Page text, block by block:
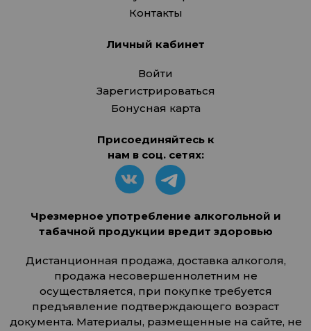
Контакты
Личный кабинет
Войти
Зарегистрироваться
Бонусная карта
Присоединяйтесь к
нам в соц. сетях:
Чрезмерное употребление алкогольной и
табачной продукции вредит здоровью
Дистанционная продажа, доставка алкоголя,
продажа несовершеннолетним не
осуществляется, при покупке требуется
предъявление подтверждающего возраст
документа. Материалы, размещенные на сайте, не